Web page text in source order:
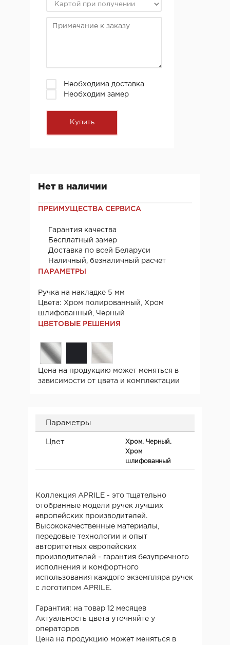
Необходима доставка
Необходим замер
Нет в наличии
ПРЕИМУЩЕСТВА СЕРВИСА
Гарантия качества
Бесплатный замер
Доставка по всей Беларуси
Наличный, безналичный расчет
ПАРАМЕТРЫ
Ручка на накладке 5 мм
Цвета: Хром полированный, Хром
шлифованный, Черный
ЦВЕТОВЫЕ РЕШЕНИЯ
Цена на продукцию может меняться в
зависимости от цвета и комплектации
Параметры
Цвет
Хром, Черный,
Хром
шлифованный
Коллекция APRILE - это тщательно
отобранные модели ручек лучших
европейских производителей.
Высококачественные материалы,
передовые технологии и опыт
авторитетных европейских
производителей - гарантия безупречного
исполнения и комфортного
использования каждого экземпляра ручек
с логотипом APRILE.
Гарантия: на товар 12 месяцев
Актуальность цвета уточняйте у
операторов
Цена на продукцию может меняться в